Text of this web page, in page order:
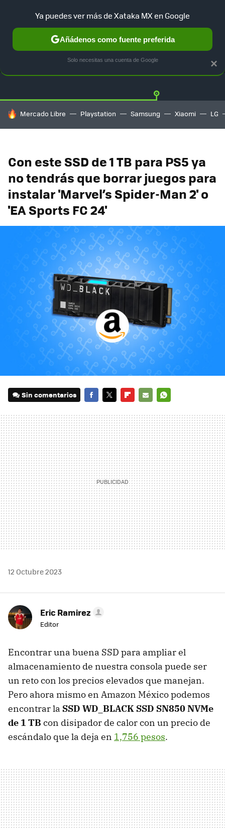
GUÍA DE COMPRAS MERCADO LIBRE
HOY SE HABLA DE
Mercado Libre Playstation Samsung Xiaomi LG
Con este SSD de 1 TB para PS5 ya
no tendrás que borrar juegos para
instalar 'Marvel’s Spider-Man 2' o
'EA Sports FC 24'
Sin comentarios
MAIL
12 Octubre 2023
Eric Ramirez
Editor
Encontrar una buena SSD para ampliar el
almacenamiento de nuestra consola puede ser
un reto con los precios elevados que manejan.
Pero ahora mismo en Amazon México podemos
encontrar la SSD WD_BLACK SSD SN850 NVMe
de 1 TB con disipador de calor con un precio de
escándalo que la deja en 1,756 pesos.
×
Ya puedes ver más de Xataka MX en Google
Añádenos como fuente preferida
Solo necesitas una cuenta de Google